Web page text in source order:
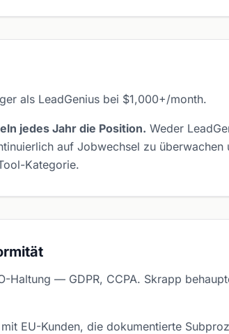
als LeadGenius bei $1,000+/month.
jedes Jahr die Position. Weder
auf Jobwechsel zu
Kategorie.
Haltung — GDPR, CCPA. Skrapp
EU-Kunden, die dokumentierte